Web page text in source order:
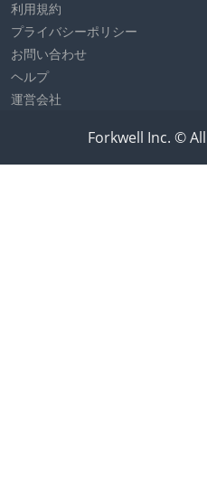
利用規約
プライバシーポリシー
お問い合わせ
ヘルプ
運営会社
Forkwell Inc. ©